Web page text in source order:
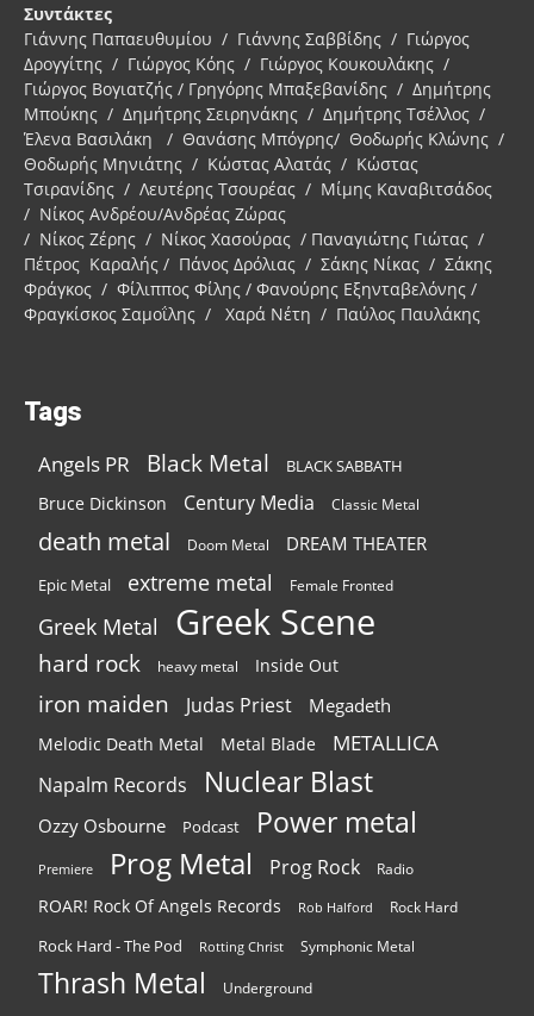
Συντάκτες
Γιάννης Παπαευθυμίου / Γιάννης Σαββίδης / Γιώργος
Δρογγίτης / Γιώργος Κόης / Γιώργος Κουκουλάκης /
Γιώργος Βογιατζής / Γρηγόρης Μπαξεβανίδης / Δημήτρης
Μπούκης / Δημήτρης Σειρηνάκης / Δημήτρης Τσέλλος /
Έλενα Βασιλάκη / Θανάσης Μπόγρης/ Θοδωρής Κλώνης /
Θοδωρής Μηνιάτης / Κώστας Αλατάς / Κώστας
Τσιρανίδης / Λευτέρης Τσουρέας / Μίμης Καναβιτσάδος
/ Νίκος Ανδρέου/Ανδρέας Ζώρας
/ Νίκος Ζέρης / Νίκος Χασούρας / Παναγιώτης Γιώτας /
Πέτρος Καραλής / Πάνος Δρόλιας / Σάκης Νίκας / Σάκης
Φράγκος / Φίλιππος Φίλης / Φανούρης Εξηνταβελόνης /
Φραγκίσκος Σαμοΐλης / Χαρά Νέτη / Παύλος Παυλάκης
Tags
Angels PR Black Metal BLACK SABBATH
Bruce Dickinson Century Media Classic Metal
death metal Doom Metal DREAM THEATER
Epic Metal extreme metal Female Fronted
Greek Metal Greek Scene
hard rock heavy metal Inside Out
iron maiden Judas Priest Megadeth
Melodic Death Metal Metal Blade METALLICA
Napalm Records Nuclear Blast
Ozzy Osbourne Podcast Power metal
Premiere Prog Metal Prog Rock Radio
ROAR! Rock Of Angels Records Rob Halford Rock Hard
Rock Hard - The Pod Rotting Christ Symphonic Metal
Thrash Metal Underground